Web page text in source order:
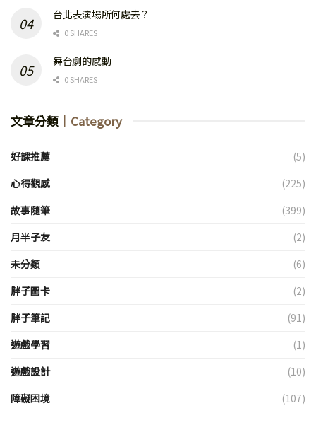
台北表演場所何處去？
0 SHARES
舞台劇的感動
0 SHARES
文章分類 ｜Category
好課推薦
(5)
心得觀感
(225)
故事隨筆
(399)
月半子友
(2)
未分類
(6)
胖子圖卡
(2)
胖子筆記
(91)
遊戲學習
(1)
遊戲設計
(10)
障礙困境
(107)